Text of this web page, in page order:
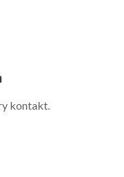
kontakt.